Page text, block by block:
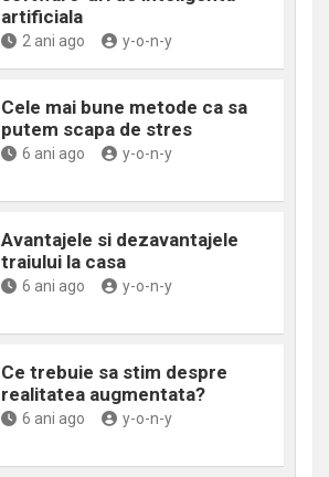
artificiala
2 ani ago y-o-n-y
Cele mai bune metode ca sa
putem scapa de stres
6 ani ago y-o-n-y
Avantajele si dezavantajele
traiului la casa
6 ani ago y-o-n-y
Ce trebuie sa stim despre
realitatea augmentata?
6 ani ago y-o-n-y